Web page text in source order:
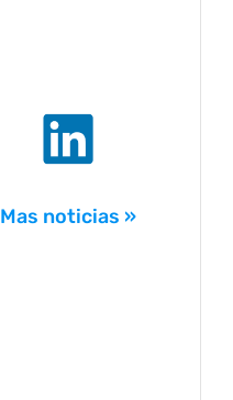
.
Mas noticias »